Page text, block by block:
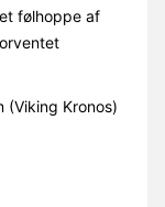
følhoppe af
(Viking Kronos)